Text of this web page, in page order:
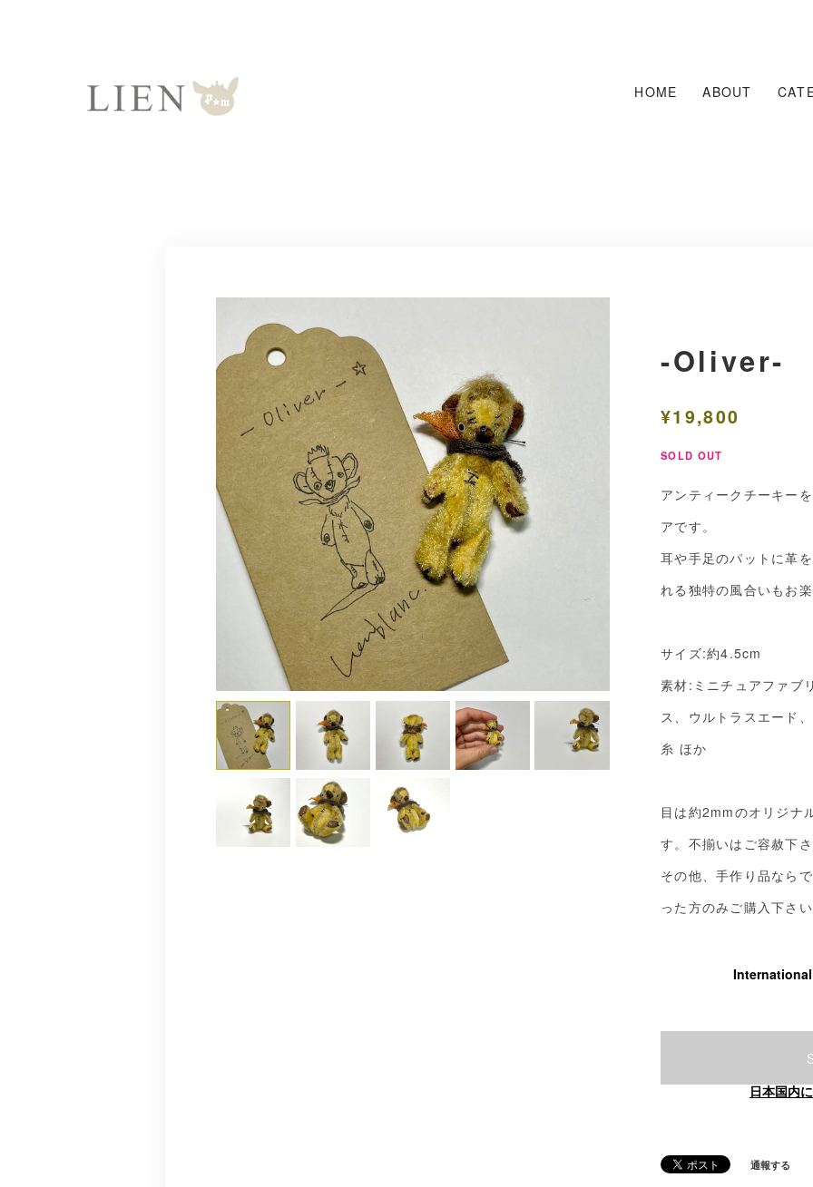
HOME ABOUT
-Oliver-
¥19,800
SOLD OUT
アンティークチーキー
アです。
耳や手足のパットに革
れる独特の風合いもお楽
サイズ:約4.5cm
素材:ミニチュアファブ
ス、ウルトラスエード
糸 ほか
目は約2mmのオリジナ
す。不揃いはご容赦下さ
その他、手作り品なら
った方のみご購入下さい
日本国内
通報する